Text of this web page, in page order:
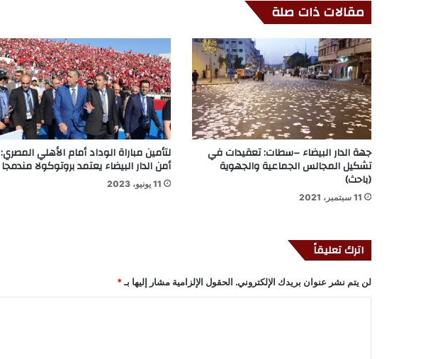
مقالات ذات صلة
جهة الدار البيضاء –سطات: تعقيدات في
تشكيل المجالس الجماعية والجهوية
(باحث)
11 سبتمبر، 2021
لتأمين مباراة الوداد أمام الأهلي المصري:
أمن الدار البيضاء يعتمد بروتوكولا مندمجا
11 يونيو، 2023
اترك تعليقاً
لن يتم نشر عنوان بريدك الإلكتروني. الحقول الإلزامية مشار إليها بـ *